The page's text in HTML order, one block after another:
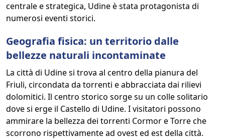
centrale e strategica, Udine è stata protagonista di
numerosi eventi storici.
Geografia fisica: un territorio dalle
bellezze naturali incontaminate
La città di Udine si trova al centro della pianura del
Friuli, circondata da torrenti e abbracciata dai rilievi
dolomitici. Il centro storico sorge su un colle solitario
dove si erge il Castello di Udine. I visitatori possono
ammirare la bellezza dei torrenti Cormor e Torre che
scorrono rispettivamente ad ovest ed est della città.